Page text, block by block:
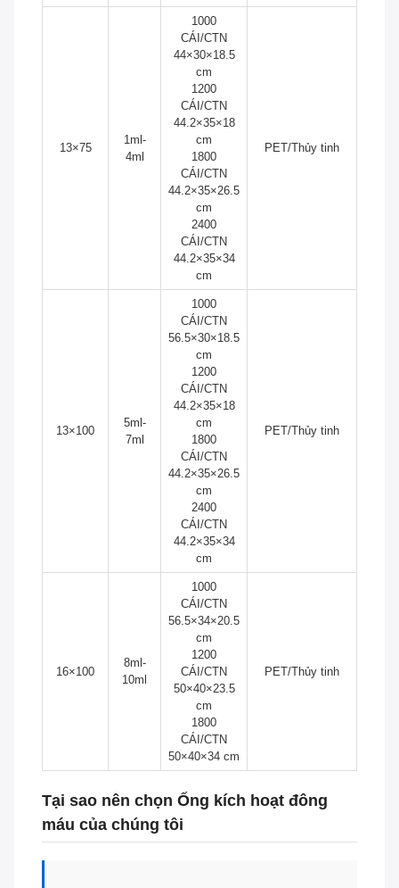
13×75
1ml-
4ml
1000
CÁI/CTN
44×30×18.5
cm
1200
CÁI/CTN
44.2×35×18
cm
1800
CÁI/CTN
44.2×35×26.5
cm
2400
CÁI/CTN
44.2×35×34
cm
PET/Thủy tinh
13×100
5ml-
7ml
1000
CÁI/CTN
56.5×30×18.5
cm
1200
CÁI/CTN
44.2×35×18
cm
1800
CÁI/CTN
44.2×35×26.5
cm
2400
CÁI/CTN
44.2×35×34
cm
PET/Thủy tinh
16×100
8ml-
10ml
1000
CÁI/CTN
56.5×34×20.5
cm
1200
CÁI/CTN
50×40×23.5
cm
1800
CÁI/CTN
50×40×34 cm
PET/Thủy tinh
Tại sao nên chọn Ống kích hoạt đông
máu của chúng tôi